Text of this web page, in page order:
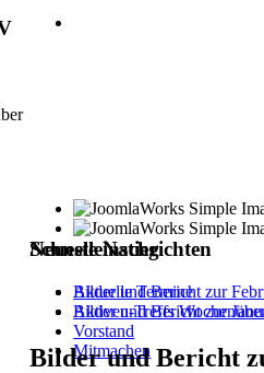
NeuesteNachrichten
Bilder und Bericht zur
Bilder und Bericht zur
Bilder und Bericht
Schnelleinstieg
Aktuelle Termine
Aktiven-Treffs
Vorstand
Mitmachen